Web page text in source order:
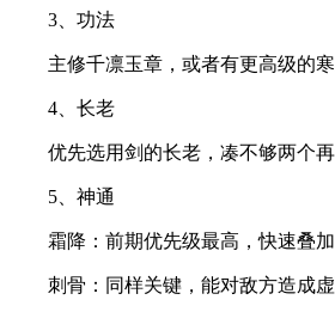
3、功法
主修千凛玉章，或者有更高级的
4、长老
优先选用剑的长老，凑不够两个再
5、神通
霜降：前期优先级最高，快速叠加
刺骨：同样关键，能对敌方造成虚